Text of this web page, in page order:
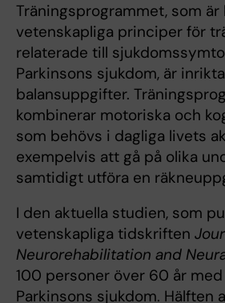
Träningsprogrammet, som är
vetenskapliga principer för
relaterade till
Parkinsons sjukdom, är
balansuppgifter.
kombinerar motoriska och
som behövs i dagliga livets
exempelvis att gå på olika
samtidigt utföra en
I den aktuella studien, som
vetenskapliga tidskriften
Neurorehabilitation and
100 personer över 60 år
Parkinsons sjukdom. Hälften